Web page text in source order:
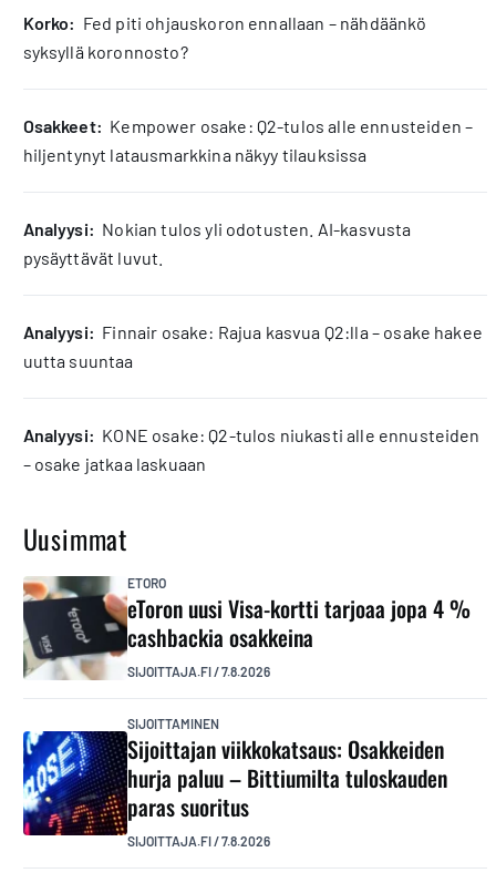
korko: Fed piti ohjauskoron ennallaan – nähdäänkö
syksyllä koronnosto?
osakkeet: Kempower osake: Q2-tulos alle ennusteiden –
hiljentynyt latausmarkkina näkyy tilauksissa
analyysi: Nokian tulos yli odotusten. AI-kasvusta
pysäyttävät luvut.
analyysi: Finnair osake: Rajua kasvua Q2:lla – osake hakee
uutta suuntaa
analyysi: KONE osake: Q2-tulos niukasti alle ennusteiden
– osake jatkaa laskuaan
Uusimmat
ETORO
eToron uusi Visa-kortti tarjoaa jopa 4 %
cashbackia osakkeina
SIJOITTAJA.FI/7.8.2026
SIJOITTAMINEN
Sijoittajan viikkokatsaus: Osakkeiden
hurja paluu – Bittiumilta tuloskauden
paras suoritus
SIJOITTAJA.FI/7.8.2026